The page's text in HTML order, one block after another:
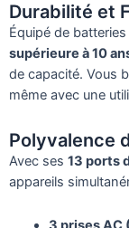
Durabilité et
Équipé de batteries
supérieure à 10
de capacité. Vous
même avec une
Polyvalence
Avec ses 13 ports
appareils